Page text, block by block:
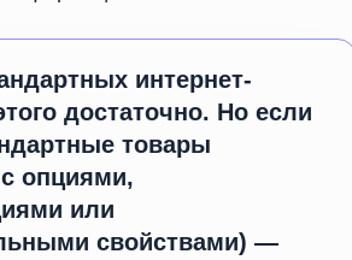
интернет-
достаточно. Но если
товары
опциями,
или
свойствами) —